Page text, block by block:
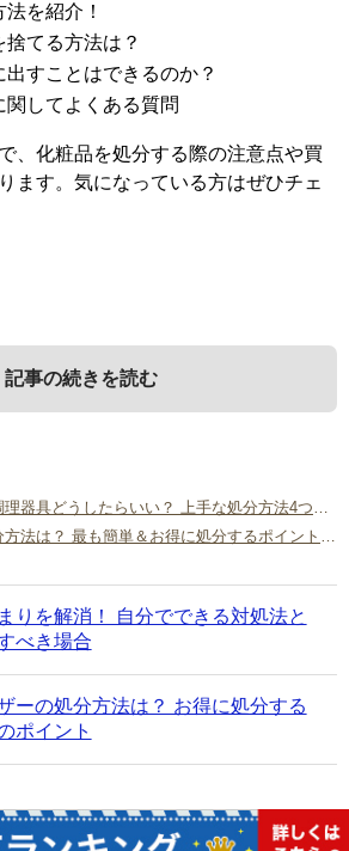
を紹介！
てる方法は？
すことはできるのか？
してよくある質問
、化粧品を処分する際の注意点や買
ます。気になっている方はぜひチェ
記事の続きを読む
てるかの判断基準は？
命を把握することが大事
さんの種類がありますが、それぞれ
じでしょうか。化粧品を捨てるべき
ます。主な化粧品の寿命目安は以下
身を捨てる方法は？
ーム状は中身を吸収させる
・クリームなどの液体やクリーム状
ッチンペーパー・ティッシュ・古布
てください。主な手順は以下のとお
意し、その中に新聞紙・キッチンペー
分に関してよくある質
もらうことはできるのか？
ほかに、遺品整理業者など業者に引き
能です。遺品整理の際に、大量の化
ろがあります。遺品整理業者に依頼
として丁寧に扱ってもらうことがで
不要になった調理器具どうしたらいい？ 上手な処分方法4つのポイント
コピー機の処分方法は？ 最も簡単＆お得に処分するポイントを詳しく！
りを解消！ 自分でできる対処法と
べき場合
ーの処分方法は？ お得に処分する
ポイント
簡単片付け情報局 All Rights Reserved.